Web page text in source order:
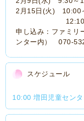
2月15日(火) 10:00
12:10～
申し込み：ファミリ
ンター内） 070-
スケジュール
10:00 増田児童セン